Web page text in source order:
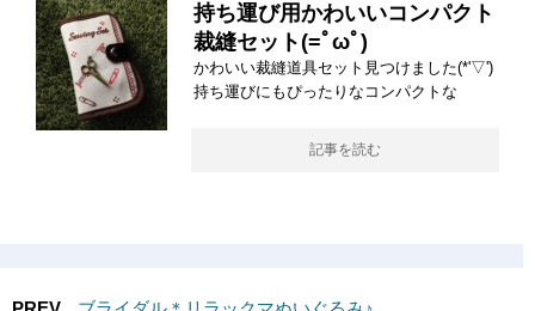
持ち運び用かわいいコンパクト
裁縫セット(=ﾟωﾟ)
かわいい裁縫道具セット見つけました(*'▽')
持ち運びにもぴったりなコンパクトな
記事を読む